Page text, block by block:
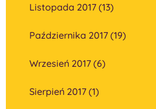
Listopada 2017 (13)
Października 2017 (19)
Wrzesień 2017 (6)
Sierpień 2017 (1)